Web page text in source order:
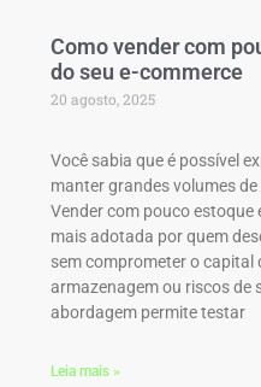
Como vender com
do seu e-commerce
20 agosto, 2025
Você sabia que é possível
manter grandes volumes
Vender com pouco
mais adotada por quem
sem comprometer o capital
armazenagem ou riscos de
abordagem permite testar
Leia mais »